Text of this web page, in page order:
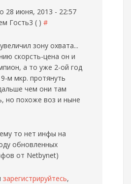
28 июня, 2013 - 22:57
Гость3 ( ) #
зону охвата...
скорсть-цена он и
а то уже 2-ой год
м мкр. протянуть
чем они там
но похоже воз и ныне
то нет инфы на
обновленных
от Netbynet)
зарегистрируйтесь,